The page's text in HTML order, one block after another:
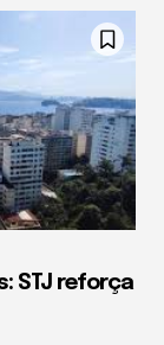
STJ reforça